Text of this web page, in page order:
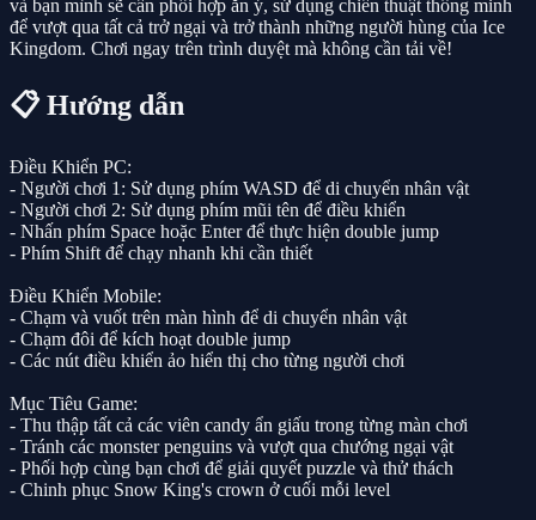
và bạn mình sẽ cần phối hợp ăn ý, sử dụng chiến thuật thông minh
để vượt qua tất cả trở ngại và trở thành những người hùng của Ice
Kingdom. Chơi ngay trên trình duyệt mà không cần tải về!
📋 Hướng dẫn
Điều Khiển PC:
- Người chơi 1: Sử dụng phím WASD để di chuyển nhân vật
- Người chơi 2: Sử dụng phím mũi tên để điều khiển
- Nhấn phím Space hoặc Enter để thực hiện double jump
- Phím Shift để chạy nhanh khi cần thiết
Điều Khiển Mobile:
- Chạm và vuốt trên màn hình để di chuyển nhân vật
- Chạm đôi để kích hoạt double jump
- Các nút điều khiển ảo hiển thị cho từng người chơi
Mục Tiêu Game:
- Thu thập tất cả các viên candy ẩn giấu trong từng màn chơi
- Tránh các monster penguins và vượt qua chướng ngại vật
- Phối hợp cùng bạn chơi để giải quyết puzzle và thử thách
- Chinh phục Snow King's crown ở cuối mỗi level